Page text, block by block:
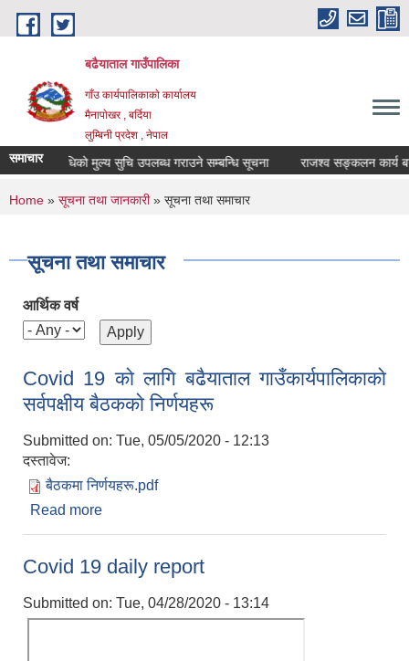
Skip to main content
बढैयाताल गाउँपालिका
गाँउ कार्यपालिकाकाे कार्यालय
मैनापाेखर , बर्दिया
लुम्बिनी प्रदेश , नेपाल
समाचारऔषधिकाे मुल्य सुचि उपलब्ध गराउने सम्बन्धि सूचना राजश्व सङ्कलन कार्य
You are here
Home » सूचना तथा जानकारी» सूचना तथा समाचार
सूचना तथा समाचार
आर्थिक वर्ष
Covid 19 काे लागि बढैयाताल गाउँकार्यपालिकाकाे
सर्वपक्षीय बैठककाे निर्णयहरू
Submitted on: Tue, 05/05/2020 - 12:13
दस्तावेज:
बैठकमा निर्णयहरू.pdf
Read more
Covid 19 daily report
Submitted on: Tue, 04/28/2020 - 13:14